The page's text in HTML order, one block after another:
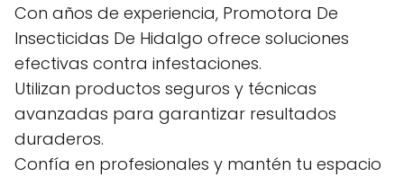
Con años de experiencia, Promotora De
Insecticidas De Hidalgo ofrece soluciones
efectivas contra infestaciones.
Utilizan productos seguros y técnicas
avanzadas para garantizar resultados
duraderos.
Confía en profesionales y mantén tu espacio